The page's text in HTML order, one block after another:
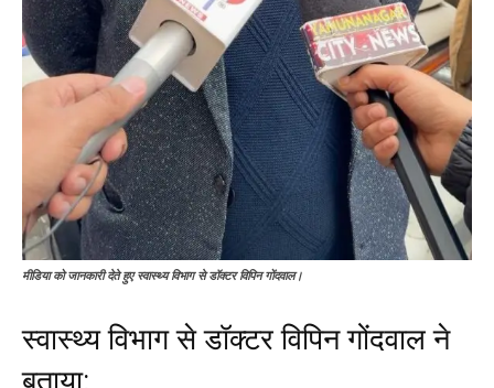
मीडिया को जानकारी देते हुए स्वास्थ्य विभाग से डॉक्टर विपिन गोंदवाल।
स्वास्थ्य विभाग से डॉक्टर विपिन गोंदवाल ने